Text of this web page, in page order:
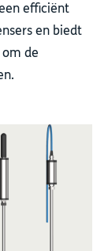
efficiënt
en biedt
de